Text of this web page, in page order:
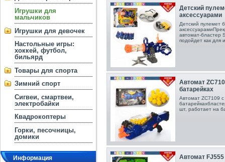
Игрушки для
мальчиков
Игрушки для девочек
Настольные игры:
хоккей, футбол,
бильярд
Товары для спорта
Зимний спорт
Сигвеи, смартвеи,
электробайки
Квадрокоптеры
Горки, песочницы,
домики
Информация
Детский
аксессуарами
Детский пулемет
аксессуарами
автомат-бластер
подойдет как для
Автомат
батарейках
Автомат ZC7109
батарейках
шт, работает на
Автомат